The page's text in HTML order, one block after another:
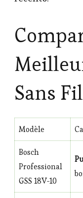
Sans Fil
Modèle
Bosch
Professional
GSS 18V-10